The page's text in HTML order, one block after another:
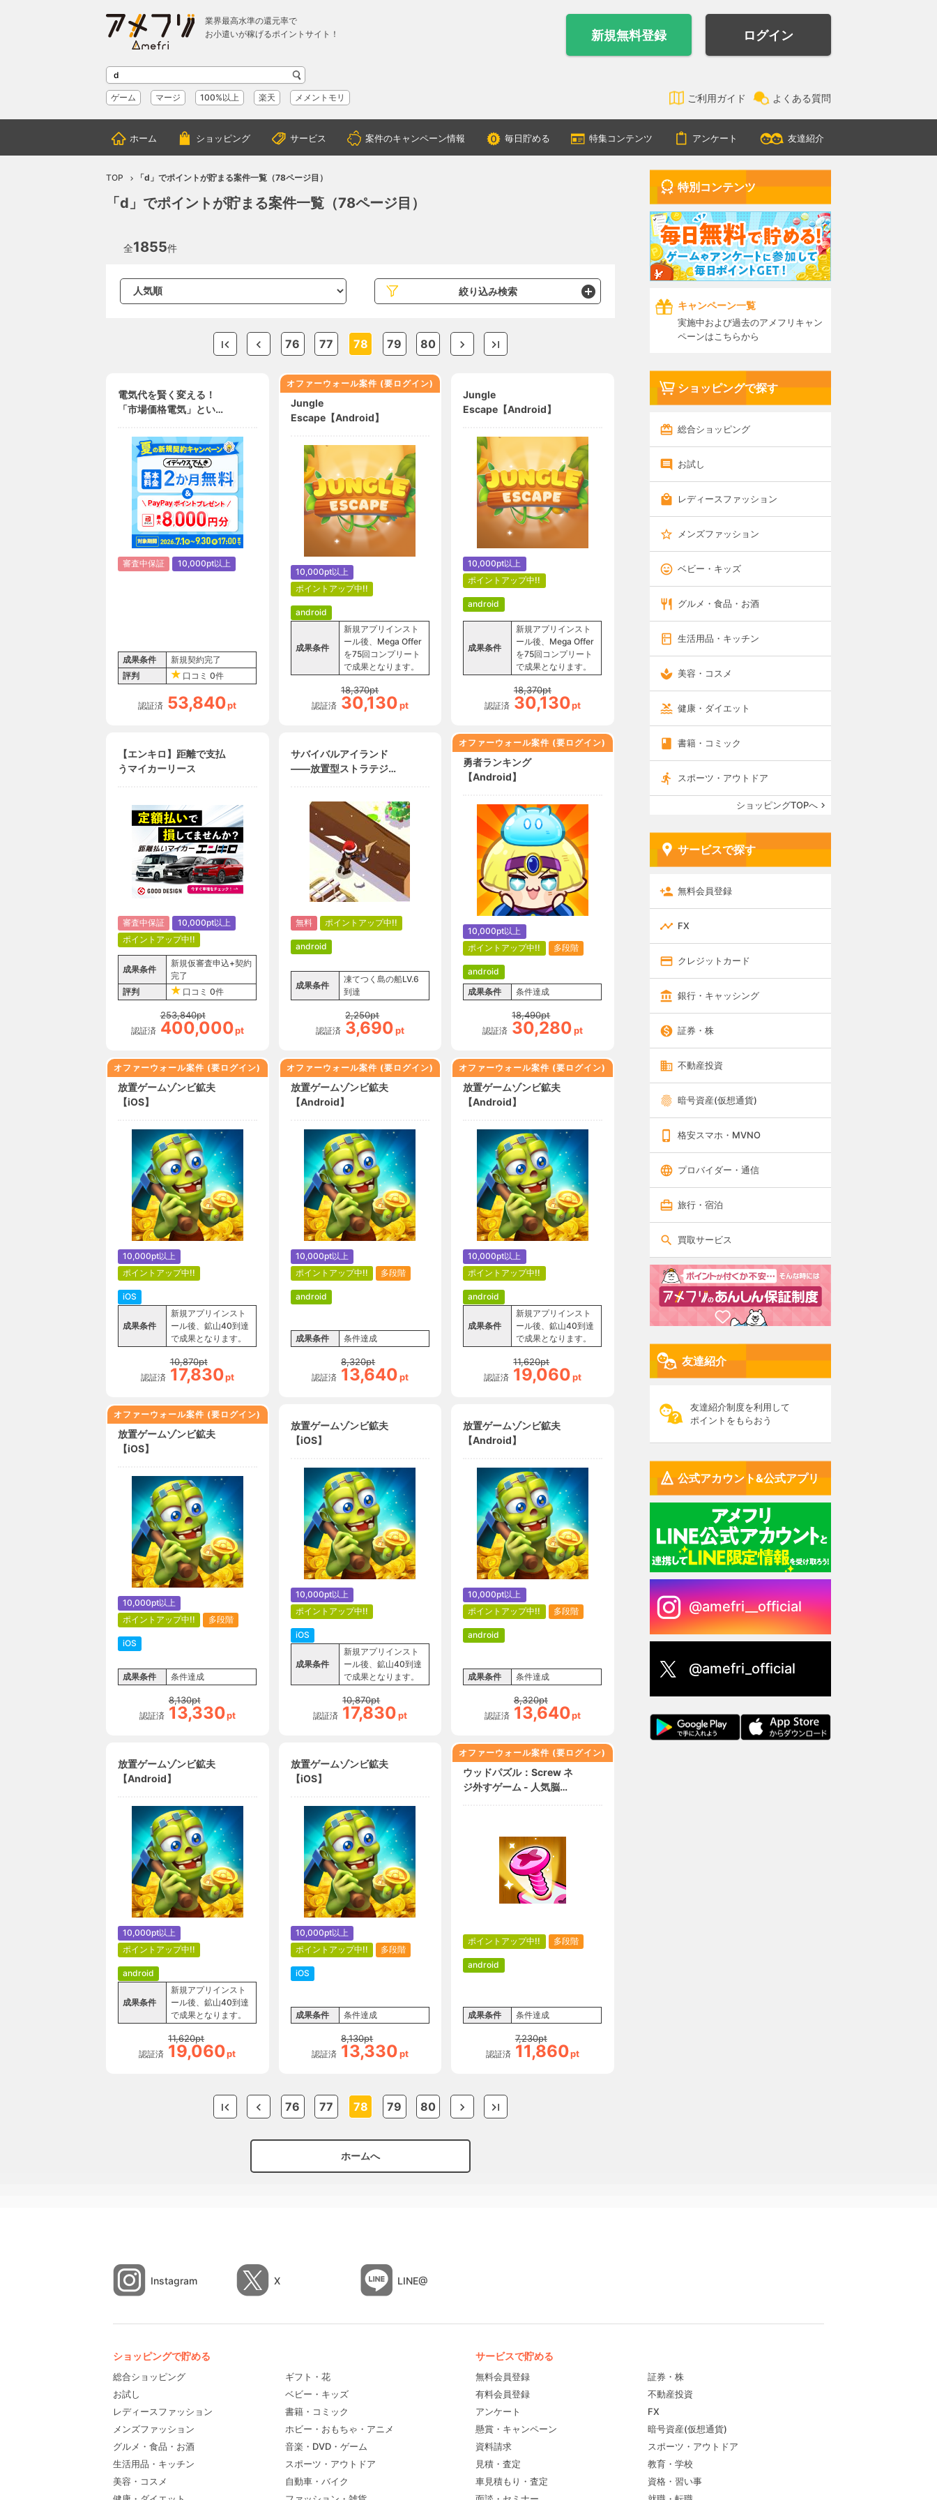
業界最高水準の還元率で
お小遣いが稼げるポイントサイト！
新規無料登録 ログイン
ゲーム マージ 100%以上 楽天 メメントモリ ご利用ガイド よくある質問
ホーム ショッピング サービス 案件のキャンペーン情報 毎日貯める 特集コンテンツ アンケート 友達紹介
TOP 「d」でポイントが貯まる案件一覧（78ページ目）
「d」でポイントが貯まる案件一覧（78ページ目）
全1855件
絞り込み検索
76 77 78 79 80
電気代を賢く変える！
「市場価格電気」という
き】
審査中保証 10,000pt以上
成果条件
新規契約完了
評判
口コミ 0件
認証済 53,840pt
オファーウォール案件 (要ログイン)
Jungle
Escape【Android】
10,000pt以上
ポイントアップ中!!
android
成果条件
新規アプリインスト
ール後、Mega Offer
を75回コンプリート
で成果となります。
認証済
18,370pt
30,130pt
Jungle
Escape【Android】
10,000pt以上
ポイントアップ中!!
android
成果条件
新規アプリインスト
ール後、Mega Offer
を75回コンプリート
で成果となります。
認証済
18,370pt
30,130pt
【エンキロ】距離で支払
うマイカーリース
審査中保証
10,000pt以上
ポイントアップ中!!
成果条件
新規仮審査申込+契約
完了
評判
口コミ 0件
認証済
253,840pt
400,000pt
サバイバルアイランド
――放置型ストラテジー
無料 ポイントアップ中!!
android
成果条件
凍てつく島の船LV.6
到達
認証済
2,250pt
3,690pt
オファーウォール案件 (要ログイン)
勇者ランキング
【Android】
10,000pt以上
ポイントアップ中!!
多段階
android
成果条件
条件達成
認証済
18,490pt
30,280pt
オファーウォール案件 (要ログイン)
放置ゲームゾンビ鉱夫
【iOS】
10,000pt以上
ポイントアップ中!!
iOS
成果条件
新規アプリインスト
ール後、鉱山40到達
で成果となります。
認証済
10,870pt
17,830pt
オファーウォール案件 (要ログイン)
放置ゲームゾンビ鉱夫
【Android】
10,000pt以上
ポイントアップ中!!
多段階
android
成果条件 条件達成
認証済
8,320pt
13,640pt
オファーウォール案件 (要ログイン)
放置ゲームゾンビ鉱夫
【Android】
10,000pt以上
ポイントアップ中!!
android
成果条件
新規アプリインスト
ール後、鉱山40到達
で成果となります。
認証済
11,620pt
19,060pt
オファーウォール案件 (要ログイン)
放置ゲームゾンビ鉱夫
【iOS】
10,000pt以上
ポイントアップ中!!
多段階
iOS
成果条件 条件達成
認証済
8,130pt
13,330pt
放置ゲームゾンビ鉱夫
【iOS】
10,000pt以上
ポイントアップ中!!
iOS
成果条件
新規アプリインスト
ール後、鉱山40到達
で成果となります。
認証済
10,870pt
17,830pt
放置ゲームゾンビ鉱夫
【Android】
10,000pt以上
ポイントアップ中!!
多段階
android
成果条件 条件達成
認証済
8,320pt
13,640pt
放置ゲームゾンビ鉱夫
【Android】
10,000pt以上
ポイントアップ中!!
android
成果条件
新規アプリインスト
ール後、鉱山40到達
で成果となります。
認証済
11,620pt
19,060pt
放置ゲームゾンビ鉱夫
【iOS】
10,000pt以上
ポイントアップ中!!
多段階
iOS
成果条件 条件達成
認証済
8,130pt
13,330pt
オファーウォール案件 (要ログイン)
ウッドパズル：Screw ネ
ジ外すゲーム - 人気脳ト
ポイントアップ中!! 多段階
android
成果条件 条件達成
認証済
7,230pt
11,860pt
76 77 78 79 80
ホームへ
特別コンテンツ
キャンペーン一覧
実施中および過去のアメフリキャン
ペーンはこちらから
ショッピングで探す
総合ショッピング
お試し
レディースファッション
メンズファッション
ベビー・キッズ
グルメ・食品・お酒
生活用品・キッチン
美容・コスメ
健康・ダイエット
書籍・コミック
スポーツ・アウトドア
ショッピングTOPへ
サービスで探す
無料会員登録
FX
クレジットカード
銀行・キャッシング
証券・株
不動産投資
暗号資産(仮想通貨)
格安スマホ・MVNO
プロバイダー・通信
旅行・宿泊
買取サービス
友達紹介
友達紹介制度を利用して
ポイントをもらおう
公式アカウント&公式アプリ
@amefri__official
@amefri_official
Instagram X LINE@
ショッピングで貯める
総合ショッピング
お試し
レディースファッション
メンズファッション
グルメ・食品・お酒
生活用品・キッチン
美容・コスメ
ギフト・花
ベビー・キッズ
書籍・コミック
ホビー・おもちゃ・アニメ
音楽・DVD・ゲーム
スポーツ・アウトドア
自動車・バイク
サービスで貯める
無料会員登録
有料会員登録
アンケート
懸賞・キャンペーン
資料請求
見積・査定
車見積もり・査定
証券・株
不動産投資
FX
暗号資産(仮想通貨)
スポーツ・アウトドア
教育・学校
資格・習い事